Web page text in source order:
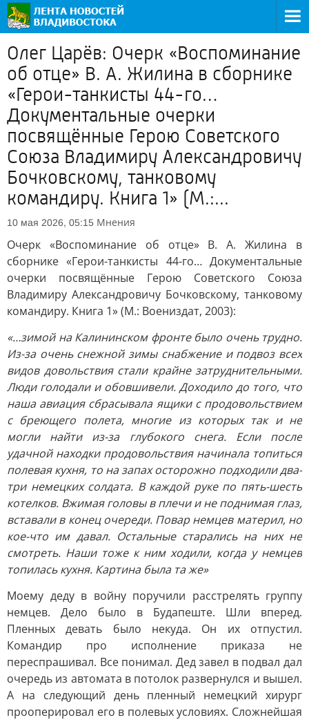
Олег Царёв: Очерк «Воспоминание
об отце» В. А. Жилина в сборнике
«Герои-танкисты 44-го…
Документальные очерки
посвящённые Герою Советского
Союза Владимиру Александровичу
Бочковскому, танковому
командиру. Книга 1» (М.:...
10 мая 2026, 05:15 Мнения
Очерк «Воспоминание об отце» В. А. Жилина в
сборнике «Герои-танкисты 44-го… Документальные
очерки посвящённые Герою Советского Союза
Владимиру Александровичу Бочковскому, танковому
командиру. Книга 1» (М.: Воениздат, 2003):
«…зимой на Калининском фронте было очень трудно.
Из-за очень снежной зимы снабжение и подвоз всех
видов довольствия стали крайне затруднительными.
Люди голодали и обовшивели. Доходило до того, что
наша авиация сбрасывала ящики с продовольствием
с бреющего полета, многие из которых так и не
могли найти из-за глубокого снега. Если после
удачной находки продовольствия начинала топиться
полевая кухня, то на запах осторожно подходили два-
три немецких солдата. В каждой руке по пять-шесть
котелков. Вжимая головы в плечи и не поднимая глаз,
вставали в конец очереди. Повар немцев материл, но
кое-что им давал. Остальные старались на них не
смотреть. Наши тоже к ним ходили, когда у немцев
топилась кухня. Картина была та же»
Моему деду в войну поручили расстрелять группу
немцев. Дело было в Будапеште. Шли вперед.
Пленных девать было некуда. Он их отпустил.
Командир про исполнение приказа не
переспрашивал. Все понимал. Дед завел в подвал дал
очередь из автомата в потолок развернулся и вышел.
А на следующий день пленный немецкий хирург
прооперировал его в полевых условиях. Сложнейшая